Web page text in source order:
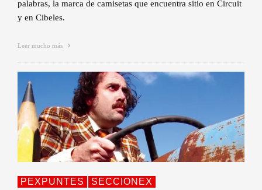
palabras, la marca de camisetas que encuentra sitio en Circuit
y en Cibeles.
Leer mucho más
PEXPUNTES SECCIONEX